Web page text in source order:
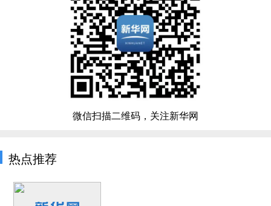
微信扫描二维码，关注新华网
热点推荐